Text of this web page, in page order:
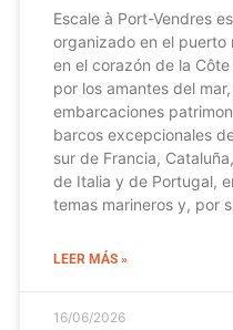
Escale à Port-Vendres
organizado en el puerto
en el corazón de la
por los amantes del
embarcaciones
barcos excepcionales
sur de Francia,
de Italia y de Portugal,
temas marineros y, por
LEER MÁS »
16/06/2026